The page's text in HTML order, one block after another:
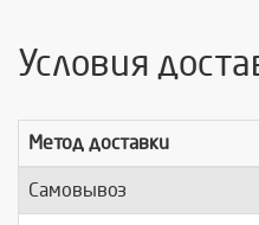
Условия
Метод доставки
Самовывоз